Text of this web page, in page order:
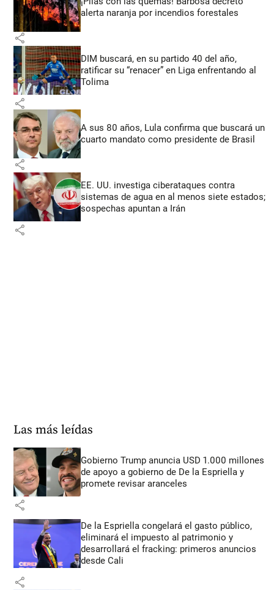
alerta naranja por incendios forestales
share
DIM buscará, en su partido 40 del año,
ratificar su “renacer” en Liga enfrentando al
Tolima
share
A sus 80 años, Lula confirma que buscará un
cuarto mandato como presidente de Brasil
share
EE. UU. investiga ciberataques contra
sistemas de agua en al menos siete estados;
sospechas apuntan a Irán
share
Las más leídas
Gobierno Trump anuncia USD 1.000 millones
de apoyo a gobierno de De la Espriella y
promete revisar aranceles
share
De la Espriella congelará el gasto público,
eliminará el impuesto al patrimonio y
desarrollará el fracking: primeros anuncios
desde Cali
share